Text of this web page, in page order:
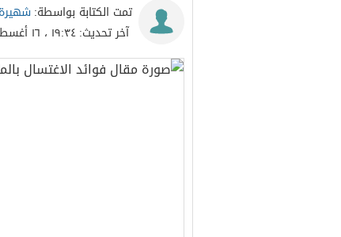
تمت الكتابة بواسطة:
آخر تحديث:١٩:٣٤ ، ١٦ أغسطس ٢٠١٨